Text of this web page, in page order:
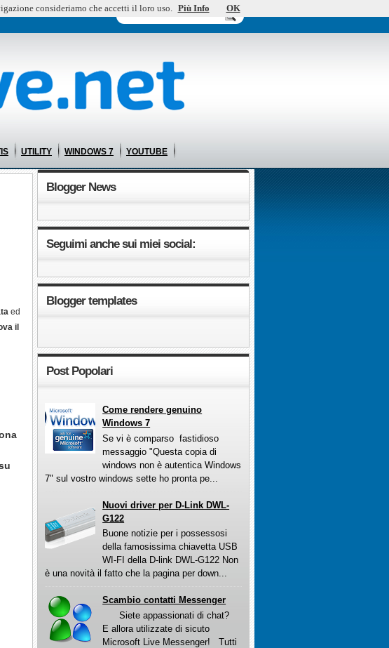
UTILITY WINDOWS 7 YOUTUBE
ed
il
Blogger News
Seguimi anche sui miei social:
Blogger templates
Post Popolari
Come rendere genuino
Windows 7
Se vi è comparso fastidioso
messaggio "Questa copia di
windows non è autentica Windows
7" sul vostro windows sette ho pronta pe...
Nuovi driver per D-Link DWL-
G122
Buone notizie per i possessosi
della famosissima chiavetta USB
WI-FI della D-link DWL-G122 Non
è una novità il fatto che la pagina per down...
Scambio contatti Messenger
Siete appassionati di chat?
E allora utilizzate di sicuto
Microsoft Live Messenger! Tutti
consideriamo che accetti il loro uso. Più Info OK